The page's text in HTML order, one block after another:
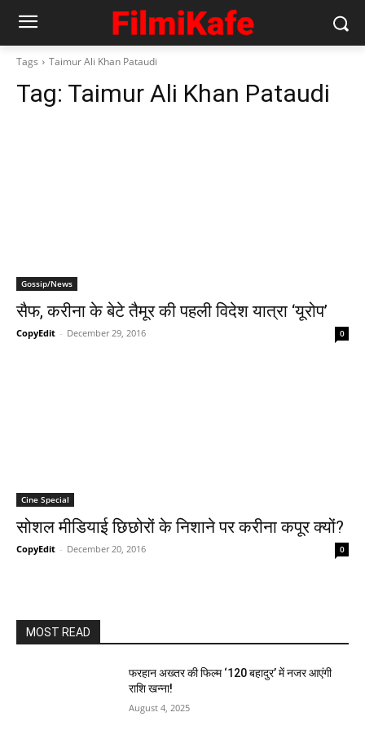
Tags Taimur Ali Khan Pataudi
Tag: Taimur Ali Khan Pataudi
Gossip/News
सैफ, करीना के बेटे तैमूर की पहली विदेश यात्रा ‘यूरोप’
CopyEdit - December 29, 2016 0
Cine Special
सोशल मीडियाई छिछोरों के निशाने पर करीना कपूर क्‍यों?
CopyEdit - December 20, 2016 0
MOST READ
फरहान अख्तर की फिल्म ‘120 बहादुर’ में नजर आएंगी
राशि खन्ना!
August 4, 2025